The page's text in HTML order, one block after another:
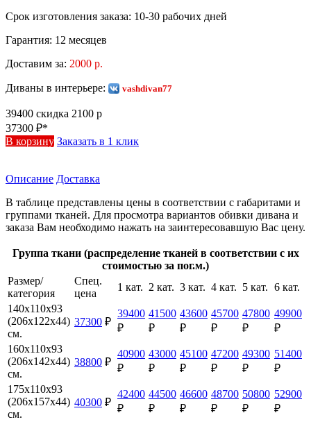
Срок изготовления заказа: 10-30 рабочих дней
Гарантия: 12 месяцев
Доставим за: 2000 р.
Диваны в интерьере: vashdivan77
39400 скидка 2100 р
37300 ₽*
В корзину Заказать в 1 клик
Описание Доставка
В таблице представлены цены в соответствии с габаритами и
группами тканей. Для просмотра вариантов обивки дивана и
заказа Вам необходимо нажать на заинтересовавшую Вас цену.
Группа ткани (распределение тканей в соответствии с их
стоимостью за пог.м.)
Размер/
категория
Спец.
цена
1 кат. 2 кат. 3 кат. 4 кат. 5 кат. 6 кат.
140х110х93
(206х122х44)
см.
37300 ₽
39400
₽
41500
₽
43600
₽
45700
₽
47800
₽
49900
₽
160х110х93
(206х142х44)
см.
38800 ₽
40900
₽
43000
₽
45100
₽
47200
₽
49300
₽
51400
₽
175х110х93
(206х157х44)
см.
40300 ₽
42400
₽
44500
₽
46600
₽
48700
₽
50800
₽
52900
₽